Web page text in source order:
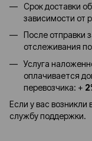
Срок доставки
зависимости от
После отправки
отслеживания
Услуга
оплачивается
перевозчика: +
Если у вас возникли
службу поддержки.